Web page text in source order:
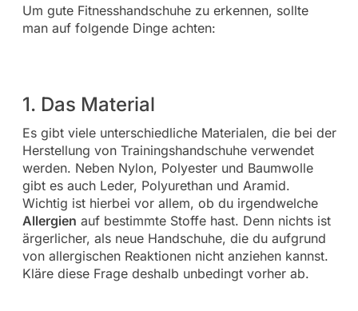
Um gute Fitnesshandschuhe zu erkennen, sollte
man auf folgende Dinge achten:
1. Das Material
Es gibt viele unterschiedliche Materialen, die bei der
Herstellung von Trainingshandschuhe verwendet
werden. Neben Nylon, Polyester und Baumwolle
gibt es auch Leder, Polyurethan und Aramid.
Wichtig ist hierbei vor allem, ob du irgendwelche
Allergien auf bestimmte Stoffe hast. Denn nichts ist
ärgerlicher, als neue Handschuhe, die du aufgrund
von allergischen Reaktionen nicht anziehen kannst.
Kläre diese Frage deshalb unbedingt vorher ab.